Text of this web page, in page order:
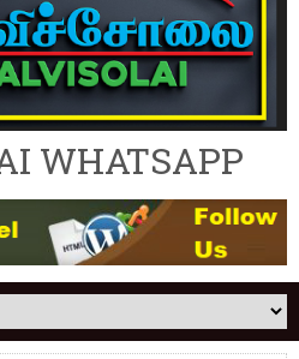
WHATSAPP